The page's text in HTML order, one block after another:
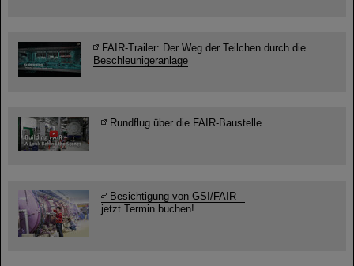
FAIR-Trailer: Der Weg der Teilchen durch die
Beschleunigeranlage
Rundflug über die FAIR-Baustelle
Besichtigung von GSI/FAIR –
jetzt Termin buchen!